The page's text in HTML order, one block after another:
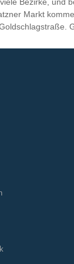
Markt